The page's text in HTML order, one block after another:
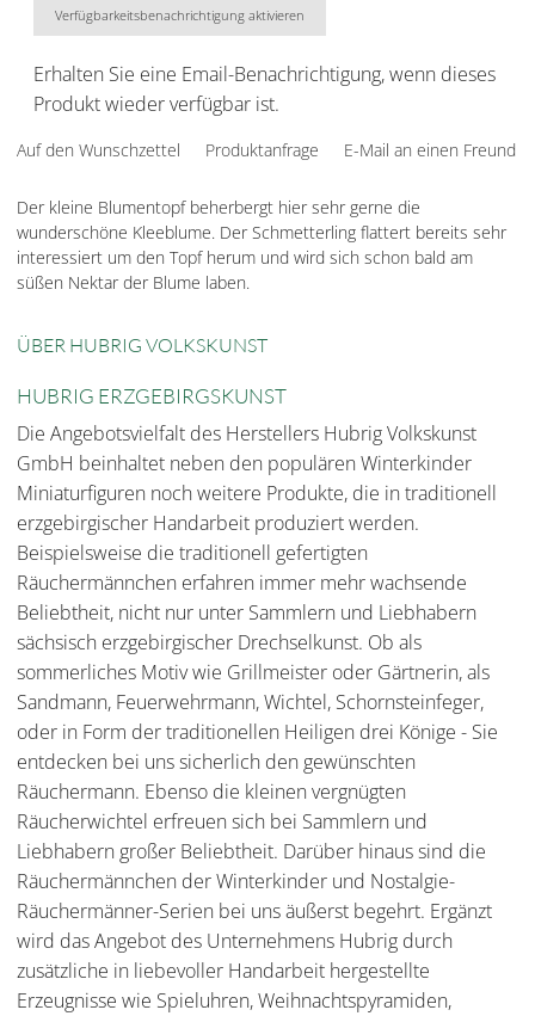
Verfügbarkeitsbenachrichtigung aktivieren
Erhalten Sie eine Email-Benachrichtigung, wenn dieses
Produkt wieder verfügbar ist.
Auf den Wunschzettel Produktanfrage E-Mail an einen Freund
Der kleine Blumentopf beherbergt hier sehr gerne die
wunderschöne Kleeblume. Der Schmetterling flattert bereits sehr
interessiert um den Topf herum und wird sich schon bald am
süßen Nektar der Blume laben.
ÜBER HUBRIG VOLKSKUNST
HUBRIG ERZGEBIRGSKUNST
Die Angebotsvielfalt des Herstellers Hubrig Volkskunst
GmbH beinhaltet neben den populären Winterkinder
Miniaturfiguren noch weitere Produkte, die in traditionell
erzgebirgischer Handarbeit produziert werden.
Beispielsweise die traditionell gefertigten
Räuchermännchen erfahren immer mehr wachsende
Beliebtheit, nicht nur unter Sammlern und Liebhabern
sächsisch erzgebirgischer Drechselkunst. Ob als
sommerliches Motiv wie Grillmeister oder Gärtnerin, als
Sandmann, Feuerwehrmann, Wichtel, Schornsteinfeger,
oder in Form der traditionellen Heiligen drei Könige - Sie
entdecken bei uns sicherlich den gewünschten
Räuchermann. Ebenso die kleinen vergnügten
Räucherwichtel erfreuen sich bei Sammlern und
Liebhabern großer Beliebtheit. Darüber hinaus sind die
Räuchermännchen der Winterkinder und Nostalgie-
Räuchermänner-Serien bei uns äußerst begehrt. Ergänzt
wird das Angebot des Unternehmens Hubrig durch
zusätzliche in liebevoller Handarbeit hergestellte
Erzeugnisse wie Spieluhren, Weihnachtspyramiden,